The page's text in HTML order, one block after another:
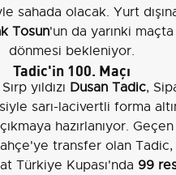
sahada olacak. Yurt
Tosun'un da yarınki
dönmesi bekleniyor.
Tadic'in 100. Maçı
yıldızı Dusan Tadic,
sarı-lacivertli forma
çıkmaya hazırlanıyor.
transfer olan
Türkiye Kupası'nda 99